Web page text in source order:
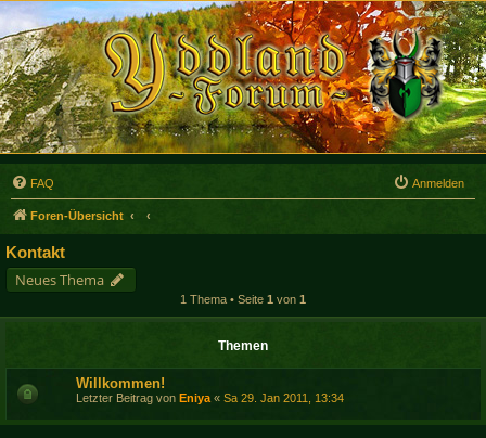
FAQ Anmelden
Foren-Übersicht
Kontakt
Neues Thema
1 Thema • Seite 1 von 1
Themen
Willkommen!
Letzter Beitrag von Eniya « Sa 29. Jan 2011, 13:34